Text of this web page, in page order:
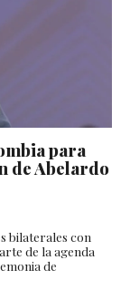
para
de Abelardo
bilaterales con
de la agenda
de